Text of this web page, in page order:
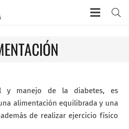
y manejo de la diabetes, es
alimentación equilibrada y una
de realizar ejercicio físico